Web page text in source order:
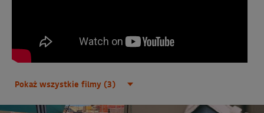
Pokaż wszystkie filmy (3)